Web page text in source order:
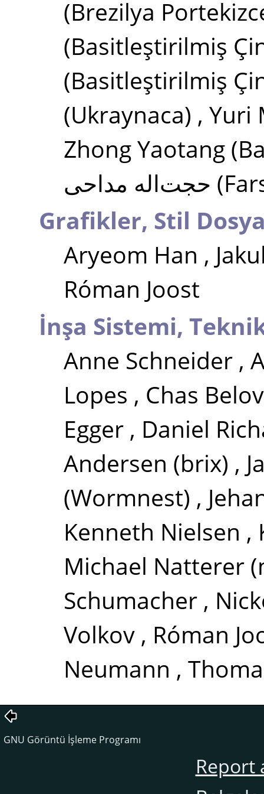
(Brezilya
(Basitleştirilmiş
(Basitleştirilmiş
(Ukraynaca) , Yuri
Zhong Yaotang
حجت‌اله مداحی
Grafikler, Stil
Aryeom Han ,
Róman Joost
İnşa Sistemi,
Anne Schneider ,
Lopes , Chas Belov
Egger , Daniel
Andersen (brix) ,
(Wormnest) ,
Kenneth Nielsen ,
Michael Natterer
Schumacher ,
Volkov , Róman
Neumann ,
GNU Görüntü İşleme Programı
Report